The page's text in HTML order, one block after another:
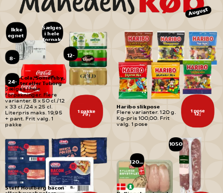
August
1 pose
12,-
Haribo slikpose
Flere varianter. 120 g.
Kg-pris 100,00. Frit
valg. 1 pose
Steff Houlberg bacon
1 pakke
79,-
Coca-Cola, Somersby,
Monster eller Tuborg
Sælges i hele
forpakninger. Flere
varianter. 8 x 50 cl./12
x 33 cl./24 x 25 cl.
Literpris maks. 19,95
+ pant. Frit valg. 1
pakke
12-
pak
Sælges
i hele
forpak-
ninger
24-
pak
8-
pak
Ikke
egnet
til
børn
1200
g
1050
1400